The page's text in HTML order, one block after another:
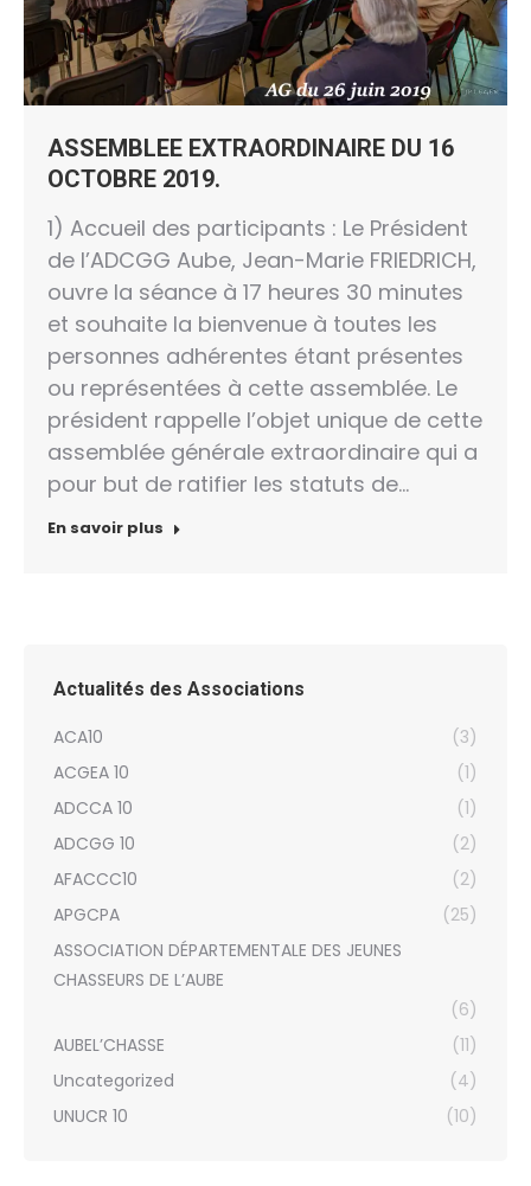
ASSEMBLEE EXTRAORDINAIRE DU 16
OCTOBRE 2019.
1) Accueil des participants : Le Président
de l’ADCGG Aube, Jean-Marie FRIEDRICH,
ouvre la séance à 17 heures 30 minutes
et souhaite la bienvenue à toutes les
personnes adhérentes étant présentes
ou représentées à cette assemblée. Le
président rappelle l’objet unique de cette
assemblée générale extraordinaire qui a
pour but de ratifier les statuts de…
En savoir plus
Actualités des Associations
ACA10
(3)
ACGEA 10
(1)
ADCCA 10
(1)
ADCGG 10
(2)
AFACCC10
(2)
APGCPA
(25)
ASSOCIATION DÉPARTEMENTALE DES JEUNES
CHASSEURS DE L’AUBE
(6)
AUBEL’CHASSE
(11)
Uncategorized
(4)
UNUCR 10
(10)